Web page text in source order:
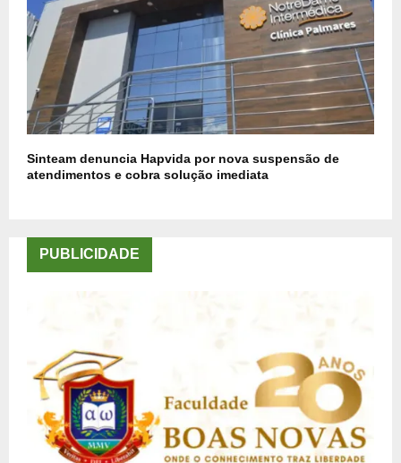
Sinteam denuncia Hapvida por nova suspensão de
atendimentos e cobra solução imediata
PUBLICIDADE